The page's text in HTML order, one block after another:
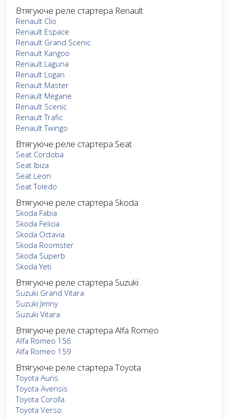
Втягуюче реле стартера Renault
Renault Clio
Renault Espace
Renault Grand Scenic
Renault Kangoo
Renault Laguna
Renault Logan
Renault Master
Renault Megane
Renault Scenic
Renault Trafic
Renault Twingo
Втягуюче реле стартера Seat
Seat Cordoba
Seat Ibiza
Seat Leon
Seat Toledo
Втягуюче реле стартера Skoda
Skoda Fabia
Skoda Felicia
Skoda Octavia
Skoda Roomster
Skoda Superb
Skoda Yeti
Втягуюче реле стартера Suzuki
Suzuki Grand Vitara
Suzuki Jimny
Suzuki Vitara
Втягуюче реле стартера Alfa Romeo
Alfa Romeo 156
Alfa Romeo 159
Втягуюче реле стартера Toyota
Toyota Auris
Toyota Avensis
Toyota Corolla
Toyota Verso